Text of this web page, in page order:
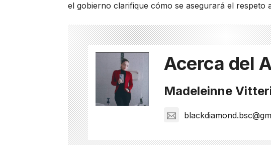
el gobierno clarifique cómo se asegurará el respeto
Acerca del
Madeleinne